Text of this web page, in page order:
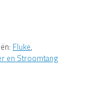
Fluke,
en Stroomtang